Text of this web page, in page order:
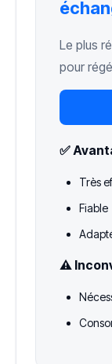
Le plus
pour
✅
Très
Fiable
⚠️